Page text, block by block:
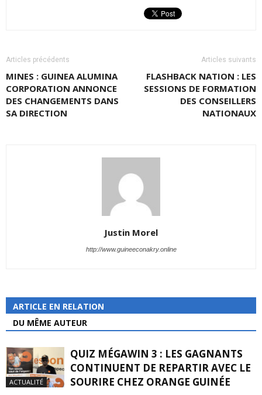
Articles précédents
MINES : GUINEA ALUMINA
CORPORATION ANNONCE
DES CHANGEMENTS DANS
SA DIRECTION
Articles suivants
FLASHBACK NATION : LES
SESSIONS DE FORMATION
DES CONSEILLERS
NATIONAUX
Justin Morel
http://www.guineeconakry.online
ARTICLE EN RELATION
DU MÊME AUTEUR
ACTUALITÉ
QUIZ MÉGAWIN 3 : LES GAGNANTS
CONTINUENT DE REPARTIR AVEC LE
SOURIRE CHEZ ORANGE GUINÉE